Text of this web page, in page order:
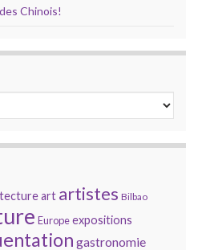
Chinois!
art artistes Bilbao
Europeexpositions
gastronomie